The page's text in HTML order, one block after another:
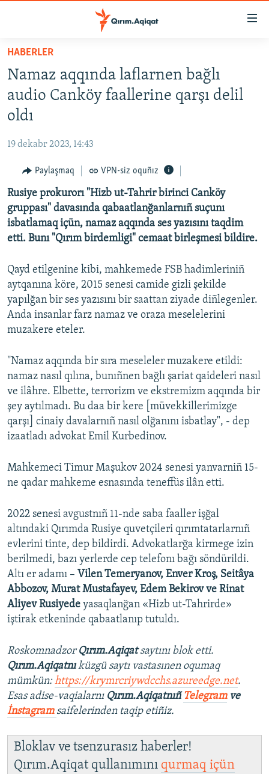
Esas
qaytmaq
Baş
navigatsiyağa
qaytmaq
Qıdıruvğa
SİYASET
İQTİSADİYAT
MEDENİYET
İNSAN AQLARI
VİDEO
SÜRET
BLOGLAR
Русский
Українською
RFE/RS bütün saytları
HABERLER
Namaz aqqında laflarnen bağlı
audio Canköy faallerine qarşı delil
oldı
19 dekabr 2023, 14:43
Paylaşmaq VPN-siz oquñız
Rusiye prokurorı "Hizb ut-Tahrir birinci Canköy
gruppası" davasında qabaatlanğanlarnıñ suçunı
isbatlamaq içün, namaz aqqında ses yazısını taqdim
etti. Bunı "Qırım birdemligi" cemaat birleşmesi bildire.
Qayd etilgenine kibi, mahkemede FSB hadimleriniñ
aytqanına köre, 2015 senesi camide gizli şekilde
yapılğan bir ses yazısını bir saattan ziyade diñlegenler.
Anda insanlar farz namaz ve oraza meselelerini
muzakere eteler.
''Namaz aqqında bir sıra meseleler muzakere etildi:
namaz nasıl qılına, bunıñnen bağlı şariat qaideleri nasıl
ve ilâhre. Elbette, terrorizm ve ekstremizm aqqında bir
şey aytılmadı. Bu daa bir kere [müvekkillerimizge
qarşı] cinaiy davalarnıñ nasıl olğanını isbatlay", - dep
izaatladı advokat Emil Kurbedinov.
Mahkemeci Timur Maşukov 2024 senesi yanvarniñ 15-
ne qadar mahkeme esnasında teneffüs ilân etti.
2022 senesi avgustnıñ 11-nde saba faaller işğal
altındaki Qırımda Rusiye quvetçileri qırımtatarlarnıñ
evlerini tinte, dep bildirdi. Advokatlarğa kirmege izin
berilmedi, bazı yerlerde cep telefonı bağı söndürildi.
Altı er adamı – Vilen Temeryanov, Enver Kroş, Seitâya
Abbozov, Murat Mustafayev, Edem Bekirov ve Rinat
Aliyev Rusiyede yasaqlanğan «Hizb ut-Tahrirde»
iştirak etkeninde qabaatlanıp tutuldı.
Roskomnadzor Qırım.Aqiqatsaytını blok etti.
Qırım.Aqiqatnıküzgü saytı vastasınen oqumaq
mümkün:https://krymrcriywdcchs.azureedge.net.
Esas adise-vaqialarnı Qırım.AqiqatnıñTelegramve
İnstagram saifelerinden taqip etiñiz.
Bloklav ve tsenzurasız haberler!
Qırım.Aqiqat qullanımını qurmaq içün